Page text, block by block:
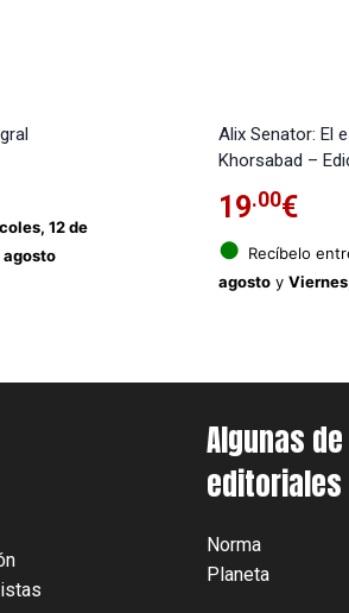
12 de
agosto
Alix Senator: El
Khorsabad –
19.00€
● Recíbelo
agostoy
Algunas
editoriales
Norma
Planeta